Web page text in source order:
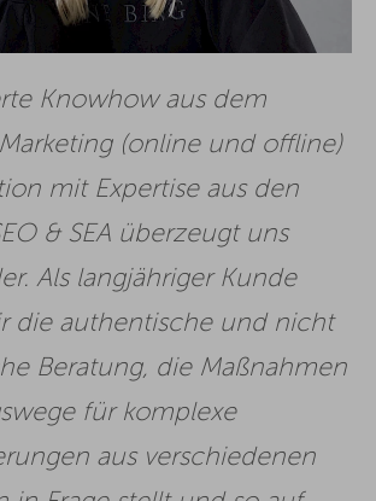
Knowhow aus dem
(online und offline)
mit Expertise aus den
& SEA überzeugt uns
Als langjähriger Kunde
die authentische und nicht
Beratung, die Maßnahmen
für komplexe
aus verschiedenen